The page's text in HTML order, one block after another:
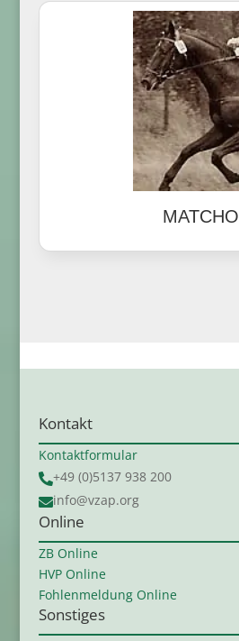
MATCHO
Kontakt
Kontaktformular
+49 (0)5137 938 200
info@vzap.org
Online
ZB Online
HVP Online
Fohlenmeldung Online
Sonstiges